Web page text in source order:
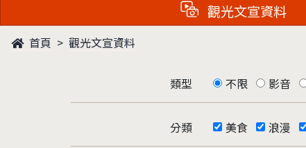
觀光文宣資料
首頁 觀光文宣資料
類型 不限 影音
分類 美食 浪漫